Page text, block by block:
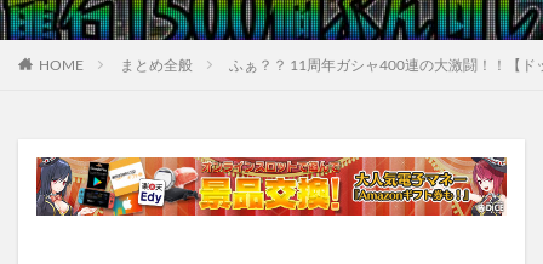
HOME まとめ全般 ふぁ？？ 11周年ガシャ400連の大激闘！！【ド